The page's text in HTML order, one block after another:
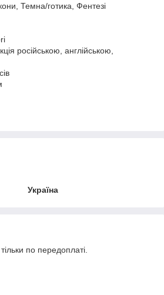
Темна/готика, Фентезі
російською, англійською,
Україна
по передоплаті.